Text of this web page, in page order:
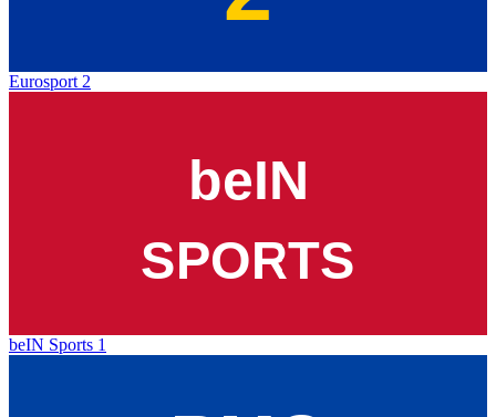
Eurosport 2
beIN Sports 1